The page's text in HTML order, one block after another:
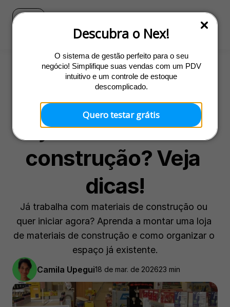
Descubra o Nex!
O sistema de gestão perfeito para o seu
negócio! Simplifique suas vendas com um PDV
intuitivo e um controle de estoque
descomplicado.
Quero testar grátis
Abertura
Como montar uma
loja de material de
construção? Veja
dicas!
Já trabalha com materiais de construção ou
quer iniciar agora? Aprenda a montar uma loja
de materiais de construção e como organizar o
espaço já existente.
Camila Upegui18 de mar. de 202623 min
Blog Ir para o site do Nex